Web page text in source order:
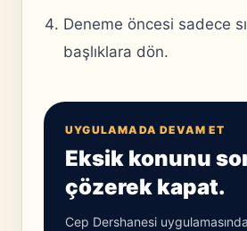
Deneme öncesi sadece
başlıklara dön.
UYGULAMADA DEVAM ET
Eksik konunu
çözerek kapat.
Cep Dershanesi